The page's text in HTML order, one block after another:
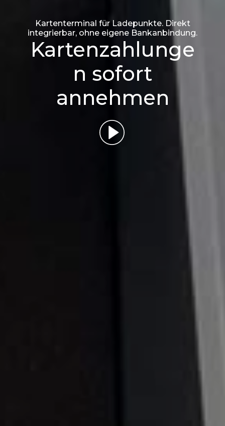
Kartenterminal für Ladepunkte. Direkt
integrierbar, ohne eigene Bankanbindung.
Kartenzahlunge
n sofort
annehmen